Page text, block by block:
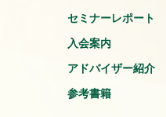
セミナーレポート
入会案内
アドバイザー紹介
参考書籍